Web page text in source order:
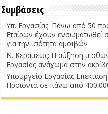
Συμβάσεις
Υπ. Εργασίας: Πάνω από 50
Εταίρων έχουν
για την ισότητα αμοιβών
Ν. Κεραμέως: Η αύξηση
Εργασίας ανάχωμα στην
Υπουργείο Εργασίας
Προϊόντα σε πάνω από